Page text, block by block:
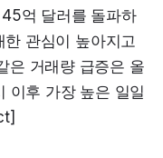
억 달러를 돌파하
관심이 높아지고
은 거래량 급증은 올
이후 가장 높은 일일